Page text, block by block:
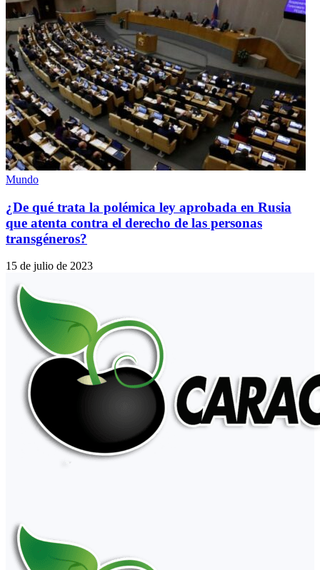
Mundo
¿De qué trata la polémica ley aprobada en Rusia
que atenta contra el derecho de las personas
transgéneros?
15 de julio de 2023